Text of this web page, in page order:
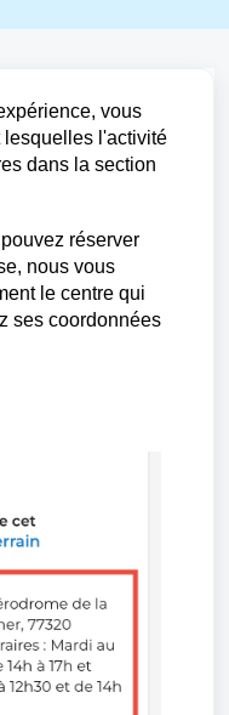
vous
lesquelles l'activité
dans la section
réserver
nous vous
le centre qui
ses coordonnées